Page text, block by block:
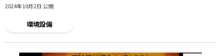
2024年10月2日 公開
環境設備